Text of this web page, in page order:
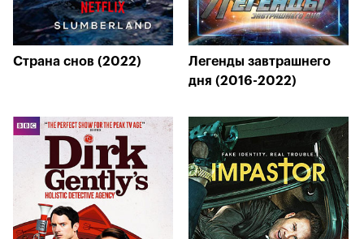
Страна снов (2022)
Легенды завтрашнего
дня (2016-2022)